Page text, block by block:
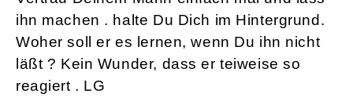
ihn machen . halte Du Dich im Hintergrund.
Woher soll er es lernen, wenn Du ihn nicht
läßt ? Kein Wunder, dass er teiweise so
reagiert . LG